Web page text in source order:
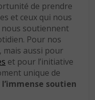
de prendre
et ceux qui nous
nous soutiennent
Pour nos
mais aussi pour
et pour l’initiative
unique de
soutien